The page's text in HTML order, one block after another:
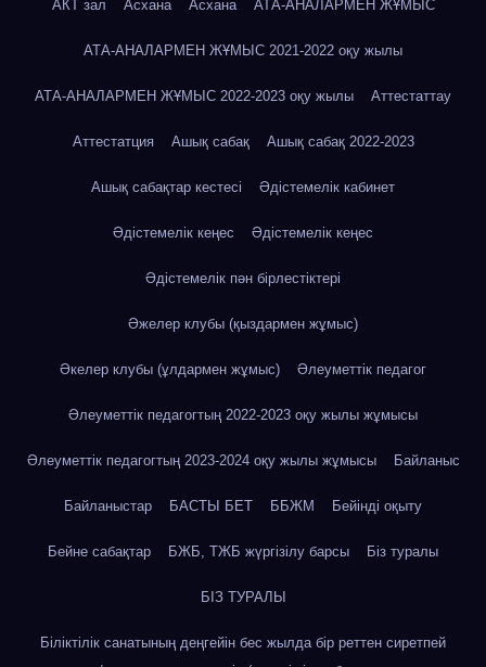
АКТ зал Асхана Асхана АТА-АНАЛАРМЕН ЖҰМЫС
АТА-АНАЛАРМЕН ЖҰМЫС 2021-2022 оқу жылы
АТА-АНАЛАРМЕН ЖҰМЫС 2022-2023 оқу жылы Аттестаттау
Аттестатция Ашық сабақ Ашық сабақ 2022-2023
Ашық сабақтар кестесі Әдістемелік кабинет
Әдістемелік кеңес Әдістемелік кеңес
Әдістемелік пән бірлестіктері
Әжелер клубы (қыздармен жұмыс)
Әкелер клубы (ұлдармен жұмыс) Әлеуметтік педагог
Әлеуметтік педагогтың 2022-2023 оқу жылы жұмысы
Әлеуметтік педагогтың 2023-2024 оқу жылы жұмысы Байланыс
Байланыстар БАСТЫ БЕТ ББЖМ Бейінді оқыту
Бейне сабақтар БЖБ, ТЖБ жүргізілу барсы Біз туралы
БІЗ ТУРАЛЫ
Біліктілік санатының деңгейін бес жылда бір реттен сиретпей